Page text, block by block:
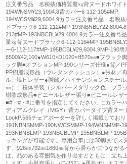
注文番号品 名税抜価格質量㎏背ヌードホワイ
194WNSM¥23,1004.8背カバー6-112-105#MP-
194WCSM¥29,6004.9カラー注文番号品 名税抜
ドブラック6-112-212#MP-
213#MP-193NBCBL¥29,4004.9カラー注文番号
量㎏背ヌードブラック6-112-116#MP-
ー6-112-117#MP-195BCBL¥29,6004.9MP-190専
8500¥42,100●W610×D1020×H570㎜■ブラック
ック脚■オプションMP-190シリーズ仕様●背／
PP樹脂成形品（ウレタンクッション）●張材／
ル、塩ビレザー●脚部／ハイテンションスチー
㎜）、粉体塗装（シルバーメタリック色、ブラ
樹脂成形品■ビニールレザー張り■ビニールレザ
■#・#・#に番号を指定してください。□カラー
ディアムグレイ（MGY）背カバータイプ背ヌー
LookP.565チェアポーターを詳しく掲載してお
191NBNSMMP-190NWCSMMP-194WNSMMP-
193NBNBLMP-193NBCBLMP-195BNBLMP-
ッキングが可能です。専用台車には30脚までス
す。926㎜792㎜1860㎜背から滑らかにつながる
は、品のある雰囲気を作り出すとともに、立ち